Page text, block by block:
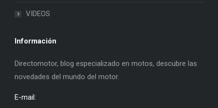
VIDEOS
Información
Directomotor, blog especializado en motos, descubre las
novedades del mundo del motor.
E-mail: